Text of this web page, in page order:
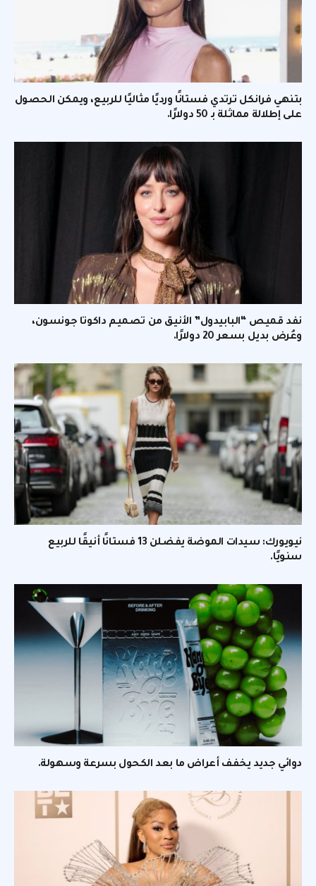
بتنهي فرانكل ترتدي فستانًا ورديًا مثاليًا للربيع، ويمكن الحصول
على إطلالة مماثلة بـ 50 دولارًا.
نفد قميص “البابيدول” الأنيق من تصميم داكوتا جونسون،
وعُرض بديل بسعر 20 دولارًا.
نيويورك: سيدات الموضة يفضلن 13 فستانًا أنيقًا للربيع
سنويًا.
دوائي جديد يخفف أعراض ما بعد الكحول بسرعة وسهولة.